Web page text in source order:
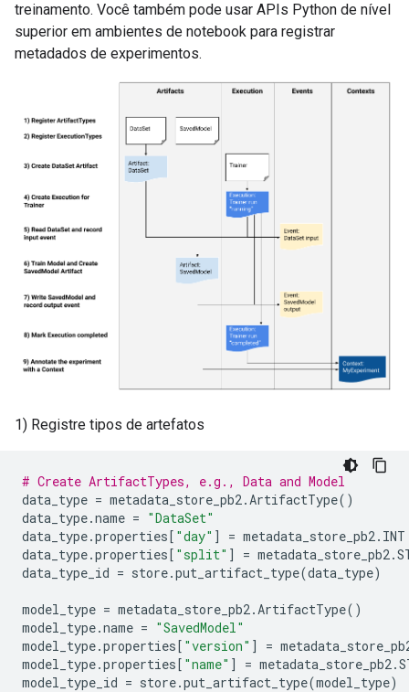
treinamento. Você também pode usar APIs Python de nível
superior em ambientes de notebook para registrar
metadados de experimentos.
1) Registre tipos de artefatos
# Create ArtifactTypes, e.g., Data and Model
data_type = metadata_store_pb2.ArtifactType()
data_type.name = "DataSet"
data_type.properties[ "day" ] = metadata_store_pb2. INT
data_type.properties[ "split" ] = metadata_store_pb2.
data_type_id = store.put_artifact_type(data_type)
model_type = metadata_store_pb2.ArtifactType()
model_type.name = "SavedModel"
model_type.properties[ "version" ] =
model_type.properties[ "name" ] = metadata_store_pb2.
model_type_id = store.put_artifact_type(model_type)